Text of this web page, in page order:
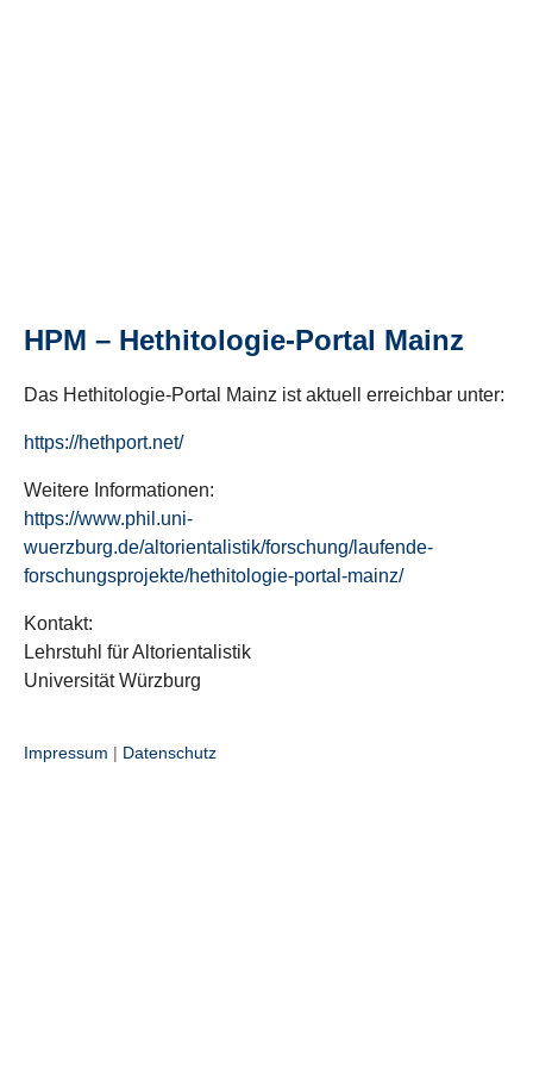
HPM – Hethitologie-Portal Mainz
Das Hethitologie-Portal Mainz ist aktuell erreichbar unter:
https://hethport.net/
Weitere Informationen:
https://www.phil.uni-
wuerzburg.de/altorientalistik/forschung/laufende-
forschungsprojekte/hethitologie-portal-mainz/
Kontakt:
Lehrstuhl für Altorientalistik
Universität Würzburg
Impressum | Datenschutz